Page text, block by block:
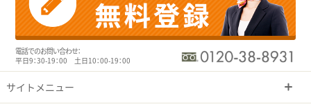
電話でのお問い合わせ：
平日9：30-19：00 土日10：00-19：00
サイトメニュー